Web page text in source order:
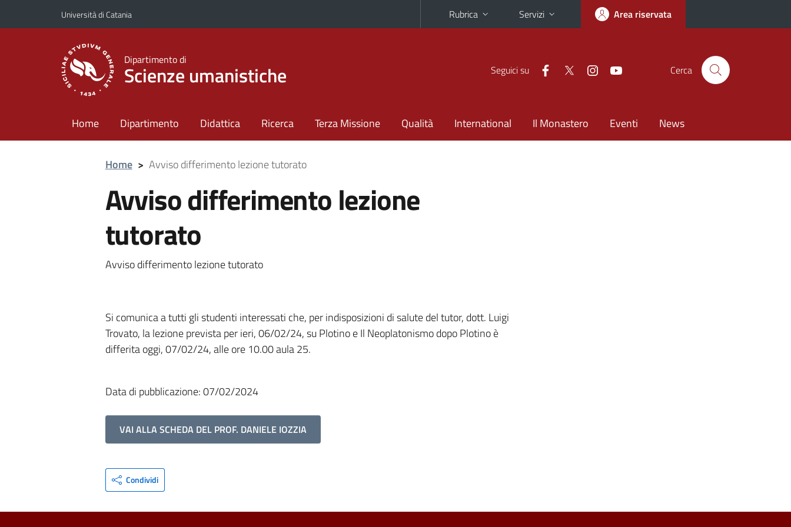
Vai al contenuto principale
Vai al menu di navigazione
Università di Catania Rubrica Servizi Area riservata
Dipartimento di
Scienze umanistiche Seguici su Cerca
Home Dipartimento Didattica Ricerca Terza Missione Qualità International Il Monastero Eventi News
Home > Avviso differimento lezione tutorato
Avviso differimento lezione
tutorato
Avviso differimento lezione tutorato
Si comunica a tutti gli studenti interessati che, per indisposizioni di salute del tutor, dott. Luigi
Trovato, la lezione prevista per ieri, 06/02/24, su Plotino e Il Neoplatonismo dopo Plotino è
differita oggi, 07/02/24, alle ore 10.00 aula 25.
Data di pubblicazione: 07/02/2024
VAI ALLA SCHEDA DEL PROF. DANIELE IOZZIA
Condividi